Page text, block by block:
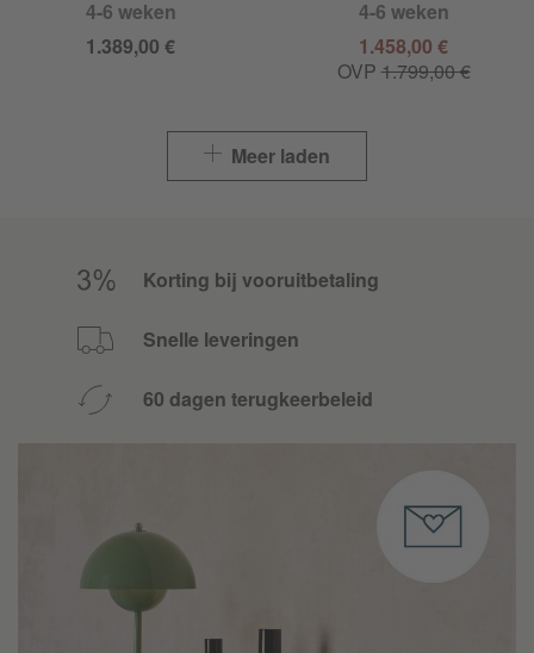
4-6 weken
1.389,00 €
4-6 weken
1.458,00 €
OVP1.799,00 €
Meer laden
Korting bij vooruitbetaling
Snelle leveringen
60 dagen terugkeerbeleid